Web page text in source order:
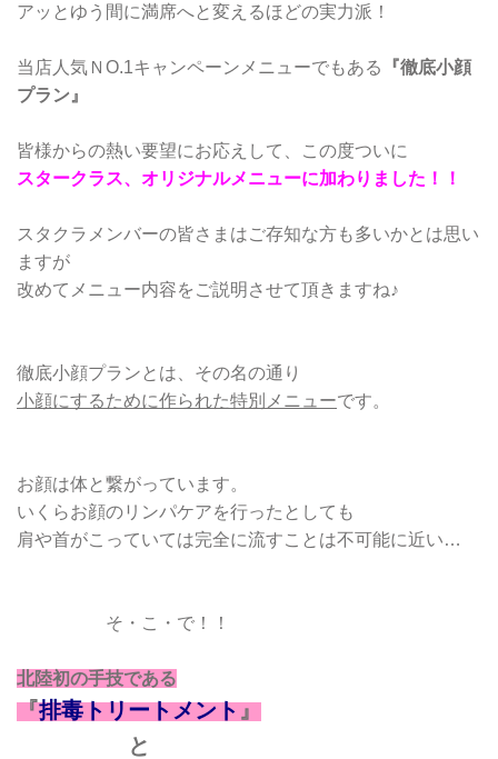
アッとゆう間に満席へと変えるほどの実力派！
当店人気ＮO.1キャンペーンメニューでもある
『徹底小顔
プラン』
皆様からの熱い要望にお応えして、この度ついに
スタークラス、オリジナルメニューに加わりました！！
スタクラメンバーの皆さまはご存知な方も多いかとは思い
ますが
改めてメニュー内容をご説明させて頂きますね♪
徹底小顔プランとは、その名の通り
小顔にするために作られた特別メニューです。
お顔は体と繋がっています。
いくらお顔のリンパケアを行ったとしても
肩や首がこっていては完全に流すことは不可能に近い…
そ・こ・で！！
北陸初の手技である
『排毒トリートメント』
と